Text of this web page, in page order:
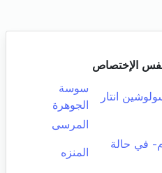
الإختصاص
انتار
سوسة
الجوهرة
المرسى
في حالة
المنزه